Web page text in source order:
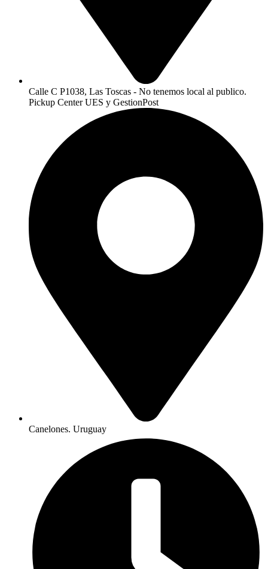
Calle C P1038, Las Toscas - No tenemos local al publico.
Pickup Center UES y GestionPost
Canelones. Uruguay